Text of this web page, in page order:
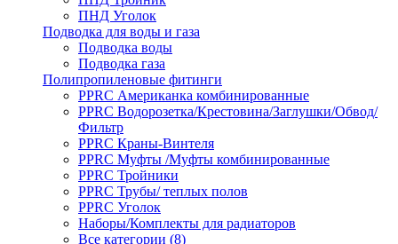
ПНД Уголок
Подводка для воды и газа
Подводка воды
Подводка газа
Полипропиленовые фитинги
PPRC Американка комбинированные
PPRC Водорозетка/Крестовина/Заглушки/Обвод/
Фильтр
PPRC Краны-Винтеля
PPRC Муфты /Муфты комбинированные
PPRC Тройники
PPRC Трубы/ теплых полов
PPRC Уголок
Наборы/Комплекты для радиаторов
Все категории (8)